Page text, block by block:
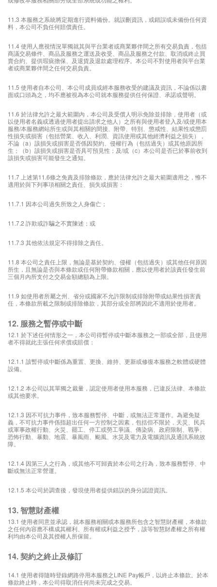
11.3 本服務之系統將定期進行資料備份。就誤刪資訊，或錯誤或未備份任何資
料，本公司不負任何賠償責任。
11.4 使用人應視情況單獨就其與平台業者或商業夥伴間之所有交易負責，包括
商議交易條件、商品及服務之運送及收受、商品及服務之付款、取消或終止買
賣合約、提供瑕疵擔保、及退貨及退款處理程序。本公司不對使用者與平台業
者或商業夥伴間之任何交易負責。
11.5 使用者自本公司、本公司成員或經本服務收受的建議及資訊，不論係以書
面或口頭為之，均不應被視為本公司就本服務提供任何保證、承諾或聲明。
11.6 於法律允許之最大範圍內，本公司及受償人明示免除並排除，使用者（或
以使用者名義或透過使用者提出請求之他人）之所有與使用者登入及/或使用本
服務/本服務網站所生或與其相關的間接、附帶、特別、懲戒性、結果性或懲罰
性損失或損害（包括營業、收入、利潤、資訊使用或其他經濟利益之損失），
不論（a）該損失或損害是否係因契約、侵權行為（包括過失）或其他原因所
生；（b）該損失或損害是否具可預見性；及/或（c）本公司是否已於事前收到
該損失或損害可能發生之通知。
11.7 上述第11.6條之免責及排除條款，應於法律允許之最大範圍適用之，惟不
適用於與下列事項相關之責任、損失或損害：
11.7.1 因本公司過失所致之人身傷亡；
11.7.2 詐欺或詐騙之不實陳述；或
11.7.3 其他依法規定不得排除之責任。
11.8 本公司之責任上限，無論是基於契約、侵權（包括過失）或其他任何原因
所生，且無論是否與本條款或任何附帶條款相關，應以使用者於該責任發生前
三個月內所支付之交易金額總額為上限。
11.9 如使用者所屬之州、省分或國家不允許限制或排除附帶或結果性損害責
任，本條款所載之限制或排除條款，其部分或全部將因此不適用於使用者。
12. 服務之暫停或中斷
12.1 於下述任何情形之一，本公司得暫停或中斷本服務之一部或全部，且使用
者不得就此主張任何求償或賠償：
12.1.1 該暫停或中斷係為重置、更換、維持、更新或修復本服務之軟體或硬體
設備。
12.1.2 本公司以其單獨之裁量，認定使用者使用本服務，已違反法律、本條款
或其他要求。
12.1.3 因不可抗力事件，致本服務暫停、中斷，或無法正常運作。為避免疑
義，不可抗力事件係指超出任何一方控制之因素，包括但不限於，天災、民兵
或軍事政權行動、火災、罷工、停工或勞工爭議、傳染病、政府限制、戰爭、
恐怖行動、暴動、地震、暴風雨、颱風、水災及電力及電腦資訊及通訊系統故
障。
12.1.4 因第三人之行為，或其他不可歸責於本公司之行為，致本服務暫停、中
斷或無法正常營運。
12.1.5 本公司於調查後，發現使用者提供錯誤的身分認證資訊。
13. 智慧財產權
13.1 使用者同意並承認，就本服務相關或本服務所包含之智慧財產權，本條款
之任何內容應不構成其權利、所有權或利益之授予，該等智慧財產權之所有權
利均由本公司及其授權人所保留。
14. 契約之終止及修訂
14.1 使用者得隨時登錄網路停用本服務之LINE Pay帳戶，以終止本條款。於本
條款終止時，本公司得取消任何尚未完成之交易。